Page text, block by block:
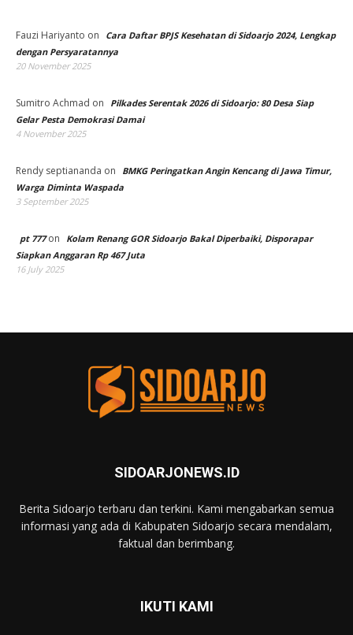
Fauzi Hariyanto on
Cara Daftar BPJS Kesehatan di Sidoarjo 2024, Lengkap
dengan Persyaratannya
20 November 2025
Sumitro Achmad on
Pilkades Serentak 2026 di Sidoarjo: 80 Desa Siap
Gelar Pesta Demokrasi Damai
4 November 2025
Rendy septiananda on
BMKG Peringatkan Angin Kencang di Jawa Timur,
Warga Diminta Waspada
3 September 2025
pt 777on
Kolam Renang GOR Sidoarjo Bakal Diperbaiki, Disporapar
Siapkan Anggaran Rp 467 Juta
16 July 2025
SIDOARJONEWS.ID
Berita Sidoarjo terbaru dan terkini. Kami mengabarkan semua
informasi yang ada di Kabupaten Sidoarjo secara mendalam,
faktual dan berimbang.
IKUTI KAMI